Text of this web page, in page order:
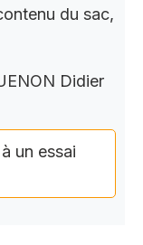
du sac,
Didier
un essai